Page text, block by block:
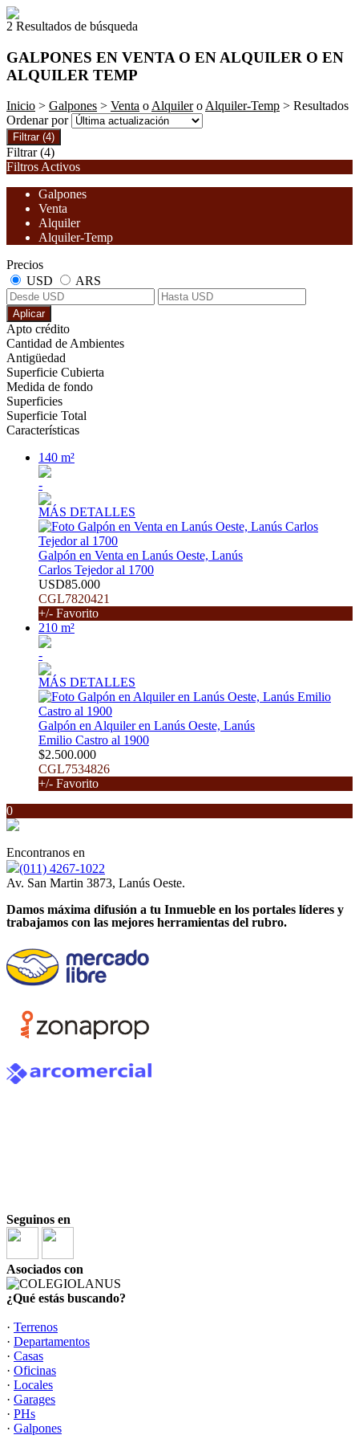
2 Resultados de búsqueda
GALPONES EN VENTA O EN ALQUILER O EN
ALQUILER TEMP
Inicio > Galpones > Venta oAlquileroAlquiler-Temp > Resultados
Ordenar por
Filtrar (4)
Filtrar (4)
Filtros Activos
Galpones
Venta
Alquiler
Alquiler-Temp
Precios
USD
ARS
Aplicar
Apto crédito
Cantidad de Ambientes
Antigüedad
Superficie Cubierta
Medida de fondo
Superficies
Superficie Total
Características
140 m²
-
MÁS DETALLES
Galpón en Venta en Lanús Oeste, Lanús
Carlos Tejedor al 1700
USD85.000
CGL7820421
+/- Favorito
210 m²
-
MÁS DETALLES
Galpón en Alquiler en Lanús Oeste, Lanús
Emilio Castro al 1900
$2.500.000
CGL7534826
+/- Favorito
0
Encontranos en
(011) 4267-1022
Av. San Martin 3873, Lanús Oeste.
Damos máxima difusión a tu Inmueble en los portales líderes y
trabajamos con las mejores herramientas del rubro.
Seguinos en
Asociados con
¿Qué estás buscando?
· Terrenos
· Departamentos
· Casas
· Oficinas
· Locales
· Garages
· PHs
· Galpones